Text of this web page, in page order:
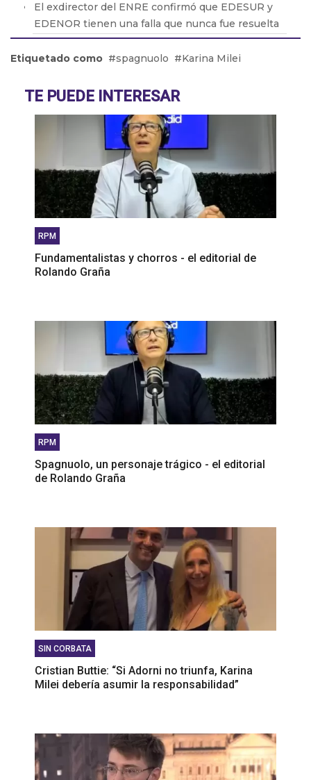
El exdirector del ENRE confirmó que EDESUR y
EDENOR tienen una falla que nunca fue resuelta
por el ser humano”
que protagonizará de Muscari
Pablo Echarri: “La cultura es un hecho peligroso
para este gobierno de ultraderecha”
Etiquetado como spagnuolo Karina Milei
TE PUEDE INTERESAR
RPM
Fundamentalistas y chorros - el editorial de
Rolando Graña
RPM
Spagnuolo, un personaje trágico - el editorial
de Rolando Graña
SIN CORBATA
Cristian Buttie: “Si Adorni no triunfa, Karina
Milei debería asumir la responsabilidad”